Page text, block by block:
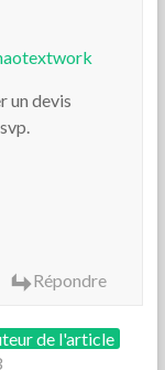
un devis
Répondre
de l'article